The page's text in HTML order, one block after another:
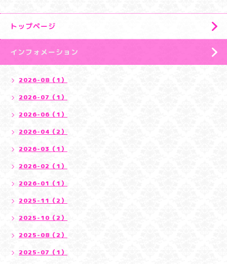
トップページ
インフォメーション
2026-08（1）
2026-07（1）
2026-06（1）
2026-04（2）
2026-03（1）
2026-02（1）
2026-01（1）
2025-11（2）
2025-10（2）
2025-08（2）
2025-07（1）